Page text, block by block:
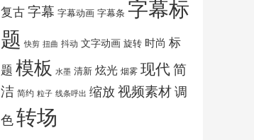
复古 字幕 字幕动画 字幕条 字幕标
题 快剪 扭曲 抖动 文字动画 旋转 时尚 标
题 模板 水墨 清新 炫光 烟雾 现代简
洁 简约 粒子 线条呼出 缩放 视频素材调
色转场